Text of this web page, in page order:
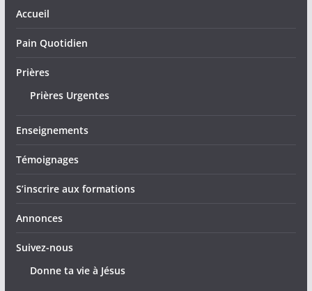
Accueil
Pain Quotidien
Prières
Prières Urgentes
Enseignements
Témoignages
S’inscrire aux formations
Annonces
Suivez-nous
Donne ta vie à Jésus